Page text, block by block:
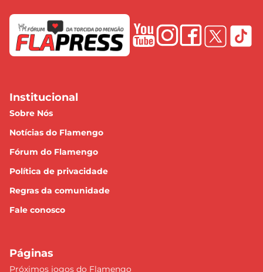
Institucional
Sobre Nós
Notícias do Flamengo
Fórum do Flamengo
Política de privacidade
Regras da comunidade
Fale conosco
Páginas
Próximos jogos do Flamengo